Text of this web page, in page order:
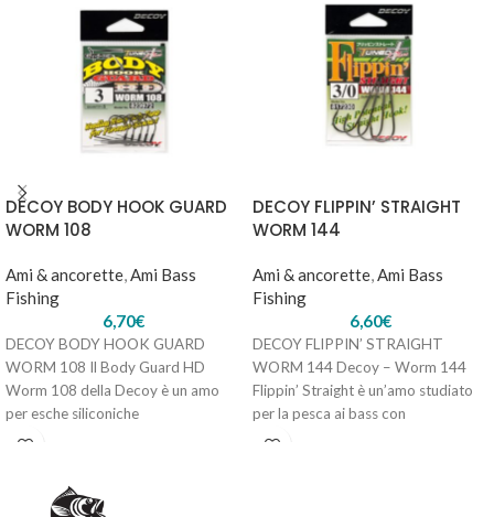
DECOY BODY HOOK GUARD
WORM 108
Ami & ancorette,Ami Bass
Fishing
6,70€
DECOY BODY HOOK GUARD
WORM 108 Il Body Guard HD
Worm 108 della Decoy è un amo
per esche siliconiche
DECOY FLIPPIN’ STRAIGHT
WORM 144
Ami & ancorette,Ami Bass
Fishing
6,60€
DECOY FLIPPIN’ STRAIGHT
WORM 144 Decoy – Worm 144
Flippin’ Straight è un’amo studiato
per la pesca ai bass con